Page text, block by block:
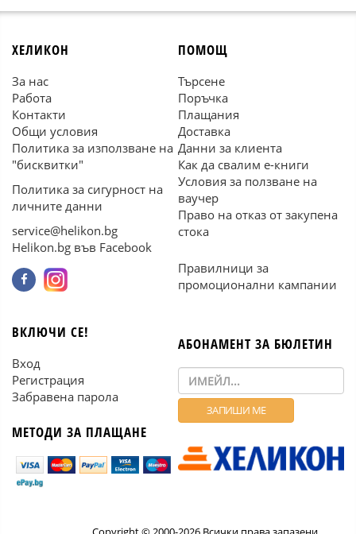
ХЕЛИКОН
За нас
Работа
Контакти
Общи условия
Политика за използване на
"бисквитки"
Политика за сигурност на
личните данни
service@helikon.bg
Helikon.bg във Facebook
ПОМОЩ
Търсене
Поръчка
Плащания
Доставка
Данни за клиента
Как да свалим е-книги
Условия за ползване на
ваучер
Право на отказ от закупена
стока
Правилници за
промоционални кампании
ВКЛЮЧИ СЕ!
Вход
Регистрация
Забравена парола
МЕТОДИ ЗА ПЛАЩАНЕ
АБОНАМЕНТ ЗА БЮЛЕТИН